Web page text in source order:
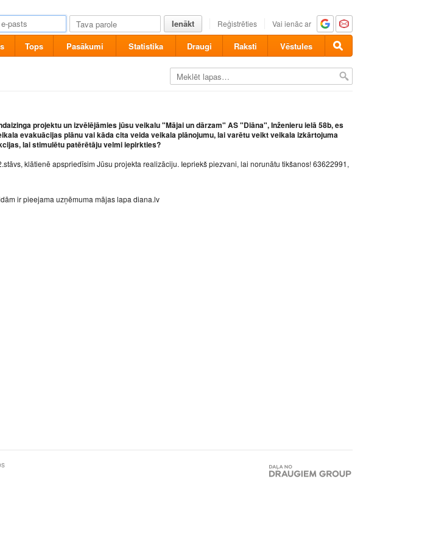
Ienākt Reģistrēties Vai ienāc ar
Tops Pasākumi Statistika Draugi Raksti Vēstules
projektu un izvēlējāmies jūsu veikalu "Mājai un dārzam" AS "Diāna", Inženieru ielā 58b, es
evakuācijas plānu vai kāda cita veida veikala plānojumu, lai varētu veikt veikala izkārtojuma
lai stimulētu patērētāju velmi iepirkties?
klātienē apspriedīsim Jūsu projekta realizāciju. Iepriekš piezvani, lai norunātu tikšanos! 63622991,
ir pieejama uzņēmuma mājas lapa diana.lv